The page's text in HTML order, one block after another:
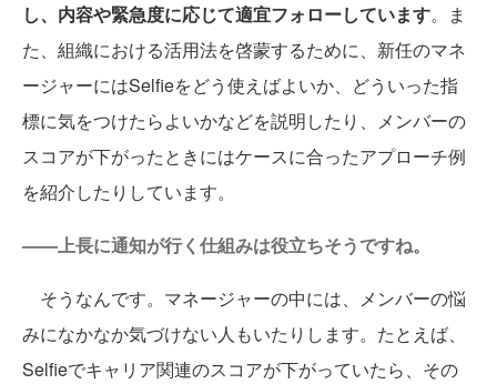
し、内容や緊急度に応じて適宜フォローしています。ま
た、組織における活用法を啓蒙するために、新任のマネ
ージャーにはSelfieをどう使えばよいか、どういった指
標に気をつけたらよいかなどを説明したり、メンバーの
スコアが下がったときにはケースに合ったアプローチ例
を紹介したりしています。
——上長に通知が行く仕組みは役立ちそうですね。
そうなんです。マネージャーの中には、メンバーの悩
みになかなか気づけない人もいたりします。たとえば、
Selfieでキャリア関連のスコアが下がっていたら、その